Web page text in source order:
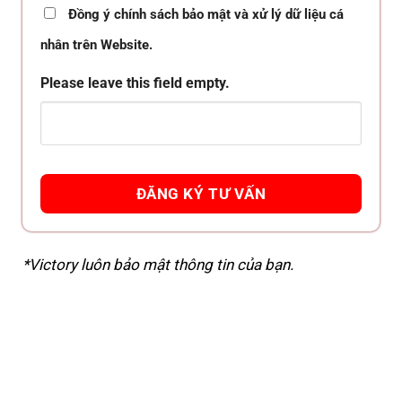
Đồng ý chính sách bảo mật và xử lý dữ liệu cá
nhân trên Website.
Please leave this field empty.
*Victory luôn bảo mật thông tin của bạn.